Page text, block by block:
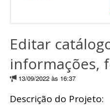
Editar
informações,
13/09/2022 às 16:37
Descrição do Projeto: